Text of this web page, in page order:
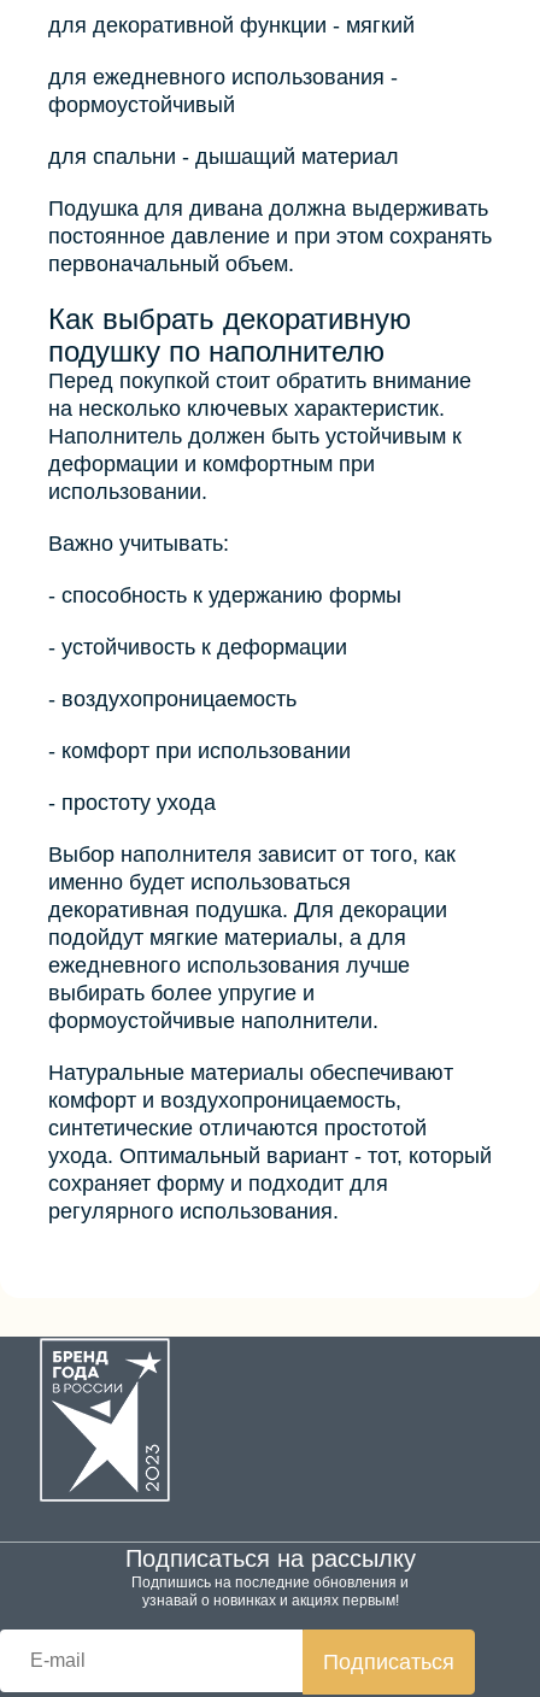
для декоративной функции - мягкий
для ежедневного использования -
формоустойчивый
для спальни - дышащий материал
Подушка для дивана должна выдерживать
постоянное давление и при этом сохранять
первоначальный объем.
Как выбрать декоративную
подушку по наполнителю
Перед покупкой стоит обратить внимание
на несколько ключевых характеристик.
Наполнитель должен быть устойчивым к
деформации и комфортным при
использовании.
Важно учитывать:
- способность к удержанию формы
- устойчивость к деформации
- воздухопроницаемость
- комфорт при использовании
- простоту ухода
Выбор наполнителя зависит от того, как
именно будет использоваться
декоративная подушка. Для декорации
подойдут мягкие материалы, а для
ежедневного использования лучше
выбирать более упругие и
формоустойчивые наполнители.
Натуральные материалы обеспечивают
комфорт и воздухопроницаемость,
синтетические отличаются простотой
ухода. Оптимальный вариант - тот, который
сохраняет форму и подходит для
регулярного использования.
Подписаться на рассылку
Подпишись на последние обновления и
узнавай о новинках и акциях первым!
Подписаться